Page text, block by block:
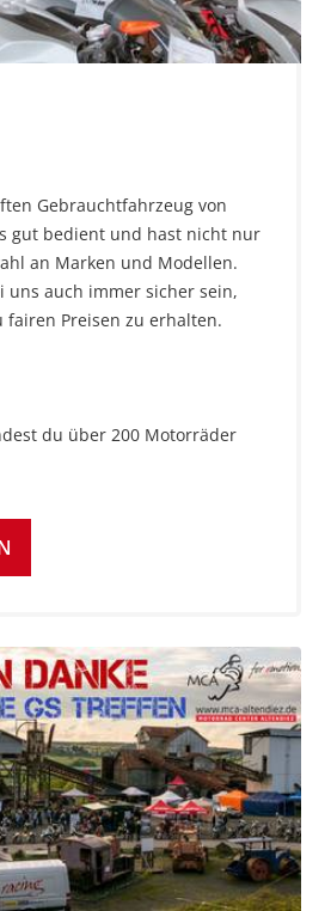
Gebrauchtfahrzeug von
gut bedient und hast nicht nur
an Marken und Modellen.
uns auch immer sicher sein,
fairen Preisen zu erhalten.
du über 200 Motorräder